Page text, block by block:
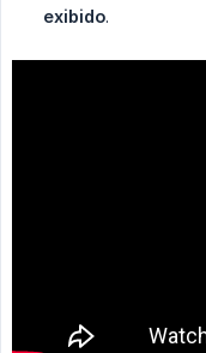
exibido.